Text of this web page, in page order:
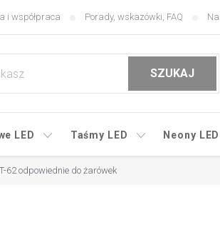
i współpraca Porady, wskazówki, FAQ
SZUKAJ
LED Taśmy LED Neony LED
62 odpowiednie do żarówek